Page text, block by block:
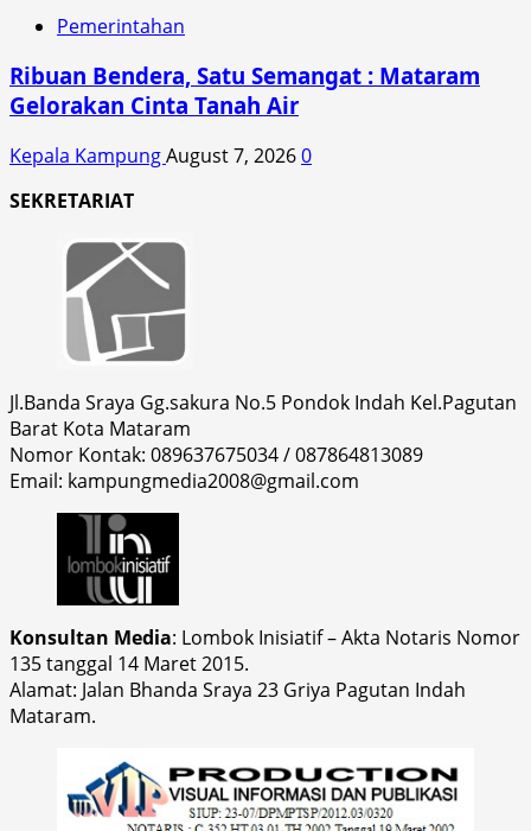
Pemerintahan
Ribuan Bendera, Satu Semangat : Mataram
Gelorakan Cinta Tanah Air
Kepala KampungAugust 7, 20260
SEKRETARIAT
Jl.Banda Sraya Gg.sakura No.5 Pondok Indah Kel.Pagutan
Barat Kota Mataram
Nomor Kontak: 089637675034 / 087864813089
Email: kampungmedia2008@gmail.com
Konsultan Media: Lombok Inisiatif – Akta Notaris Nomor
135 tanggal 14 Maret 2015.
Alamat: Jalan Bhanda Sraya 23 Griya Pagutan Indah
Mataram.